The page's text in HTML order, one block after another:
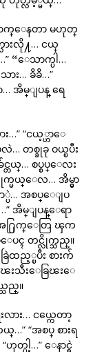
ာက္ေနတာ မဟုတ္
ားလို႔… ငယ္
“ေသာက္ပါ…
း… ခိခိ…”
အိမ္ျပန္ ရေ
…” “ငယ့္ဟာေ
တစ္ခုခု ဝယ္ၿပီး
င္တယ္… စပ္စပ္ေလး
က္မယ္ေလ… အိမ္မွာ
… အစပ္ေျပ
အိမ္ျပန္ေရာ
အ႐ြက္ေတြ ၾက
ပၚ တင္လိုက္သည္။
ထည့္ၿပီး စားက်
းသီးေခြၽးေ
သည္။
လား… ငယ္ကေတာ့
“အစပ္ စားရ
ပါ့…” ေနာင္ရဲ